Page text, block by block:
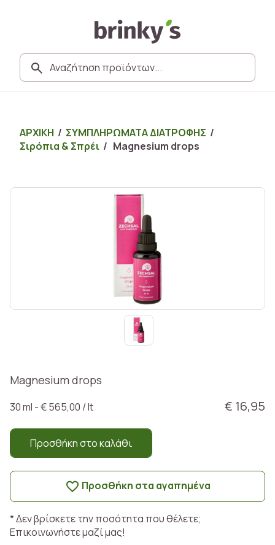
ΑΡΧΙΚΗ / ΣΥΜΠΛΗΡΩΜΑΤΑ ΔΙΑΤΡΟΦΗΣ /
Σιρόπια & Σπρέι / Magnesium drops
Magnesium drops
€ 16,95
30 ml - € 565,00 / lt
Προσθήκη στο καλάθι
Προσθήκη στα αγαπημένα
* Δεν βρίσκετε την ποσότητα που θέλετε;
Επικοινωνήστε μαζί μας!